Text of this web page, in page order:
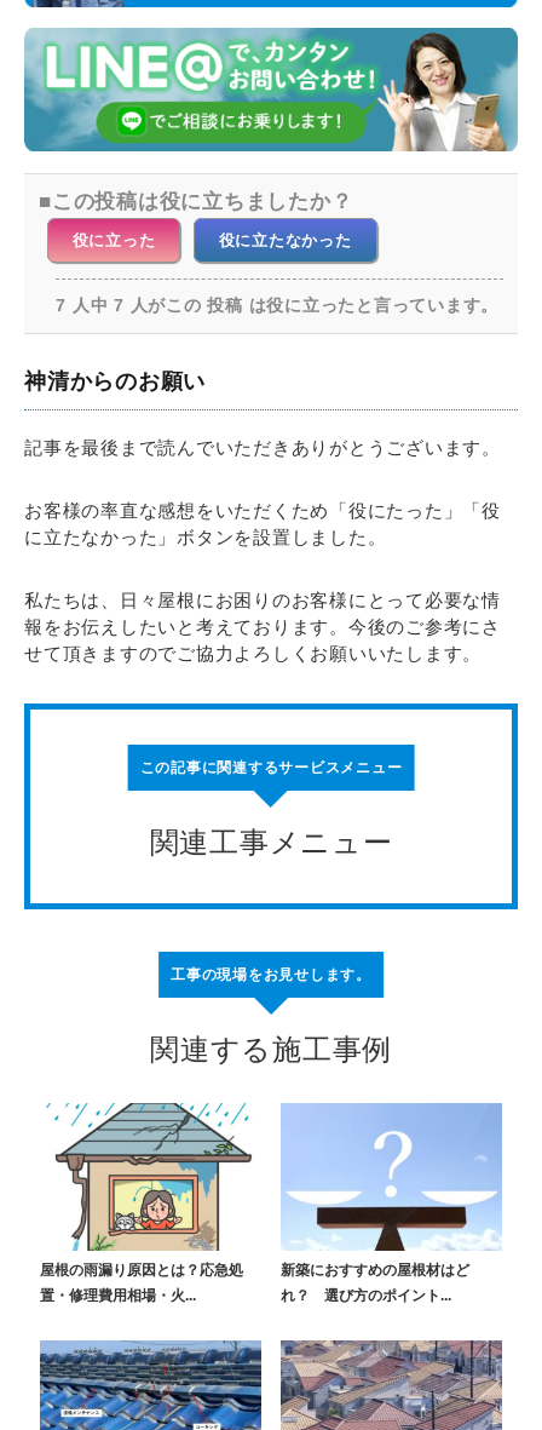
この投稿は役に立ちましたか？
役に立った 役に立たなかった
7 人中 7 人がこの 投稿 は役に立ったと言っています。
神清からのお願い
記事を最後まで読んでいただきありがとうございます。
お客様の率直な感想をいただくため「役にたった」「役
に立たなかった」ボタンを設置しました。
私たちは、日々屋根にお困りのお客様にとって必要な情
報をお伝えしたいと考えております。今後のご参考にさ
せて頂きますのでご協力よろしくお願いいたします。
この記事に関連するサービスメニュー
関連工事メニュー
工事の現場をお見せします。
関連する施工事例
屋根の雨漏り原因とは？応急処
置・修理費用相場・火...
新築におすすめの屋根材はど
れ？ 選び方のポイント...